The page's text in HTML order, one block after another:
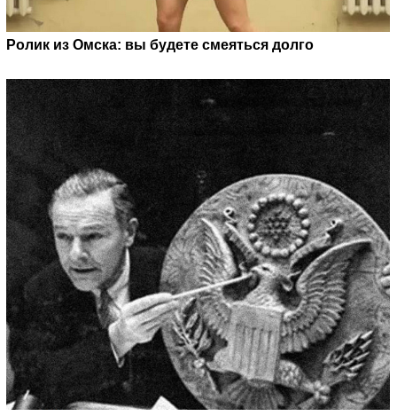
Ролик из Омска: вы будете смеяться долго